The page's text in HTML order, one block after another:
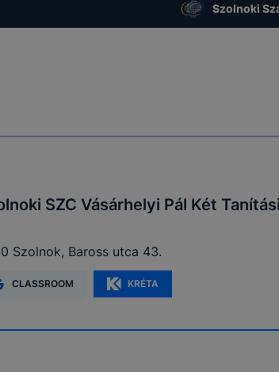
Szolnoki
SZC Vásárhelyi Pál Két
Szolnok, Baross utca 43.
CLASSROOM KRÉTA
folyamatainak megkönnyítése vagy